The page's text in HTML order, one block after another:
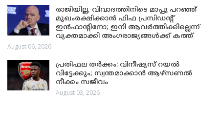
രാജിയില്ല, വിവാദത്തിനിടെ മാപ്പു പറഞ്ഞ്
മുഖംരക്ഷിക്കാൻ ഫിഫ പ്രസിഡന്റ്
ഇൻഫാന്റിനോ; ഇനി ആവർത്തിക്കില്ലെന്ന്
വ്യക്തമാക്കി അംഗരാജ്യങ്ങൾക്ക് കത്ത്
August 06, 2026
പ്രതിഫല തർക്കം: വിനീഷ്യസ് റയൽ
വിട്ടേക്കും; സ്വന്തമാക്കാൻ ആഴ്സണൽ
നീക്കം സജീവം
August 03, 2026